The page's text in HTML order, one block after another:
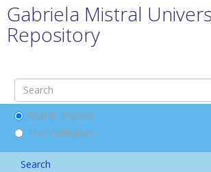
Gabriela Mistral
Repository
Search DSpace
This Collection
Search